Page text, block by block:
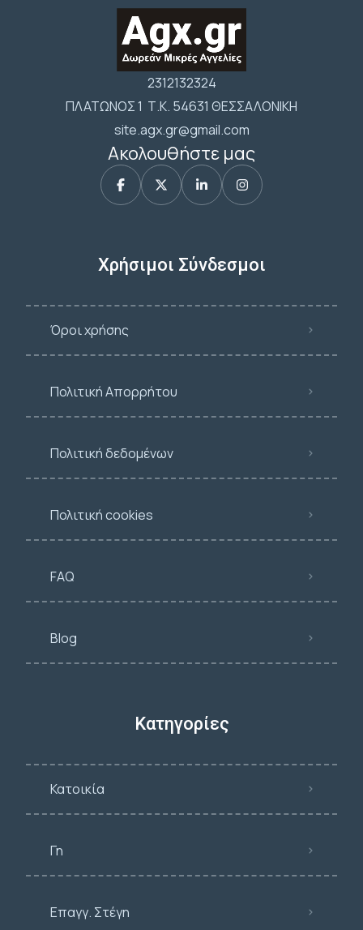
2312132324
ΠΛΑΤΩΝΟΣ 1 Τ.Κ. 54631 ΘΕΣΣΑΛΟΝΙΚΗ
site.agx.gr@gmail.com
Ακολουθήστε μας
Χρήσιμοι Σύνδεσμοι
Όροι χρήσης
Πολιτική Απορρήτου
Πολιτική δεδομένων
Πολιτική cookies
FAQ
Blog
Κατηγορίες
Κατοικία
Γη
Επαγγ. Στέγη